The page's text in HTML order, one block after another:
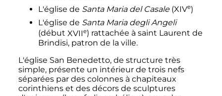
L'église de Santa Maria del Casale(XIVe)
L'église de Santa Maria degli Angeli
(début XVIIe) rattachée à saint Laurent de
Brindisi, patron de la ville.
L'église San Benedetto, de structure très
simple, présente un intérieur de trois nefs
séparées par des colonnes à chapiteaux
corinthiens et des décors de sculptures